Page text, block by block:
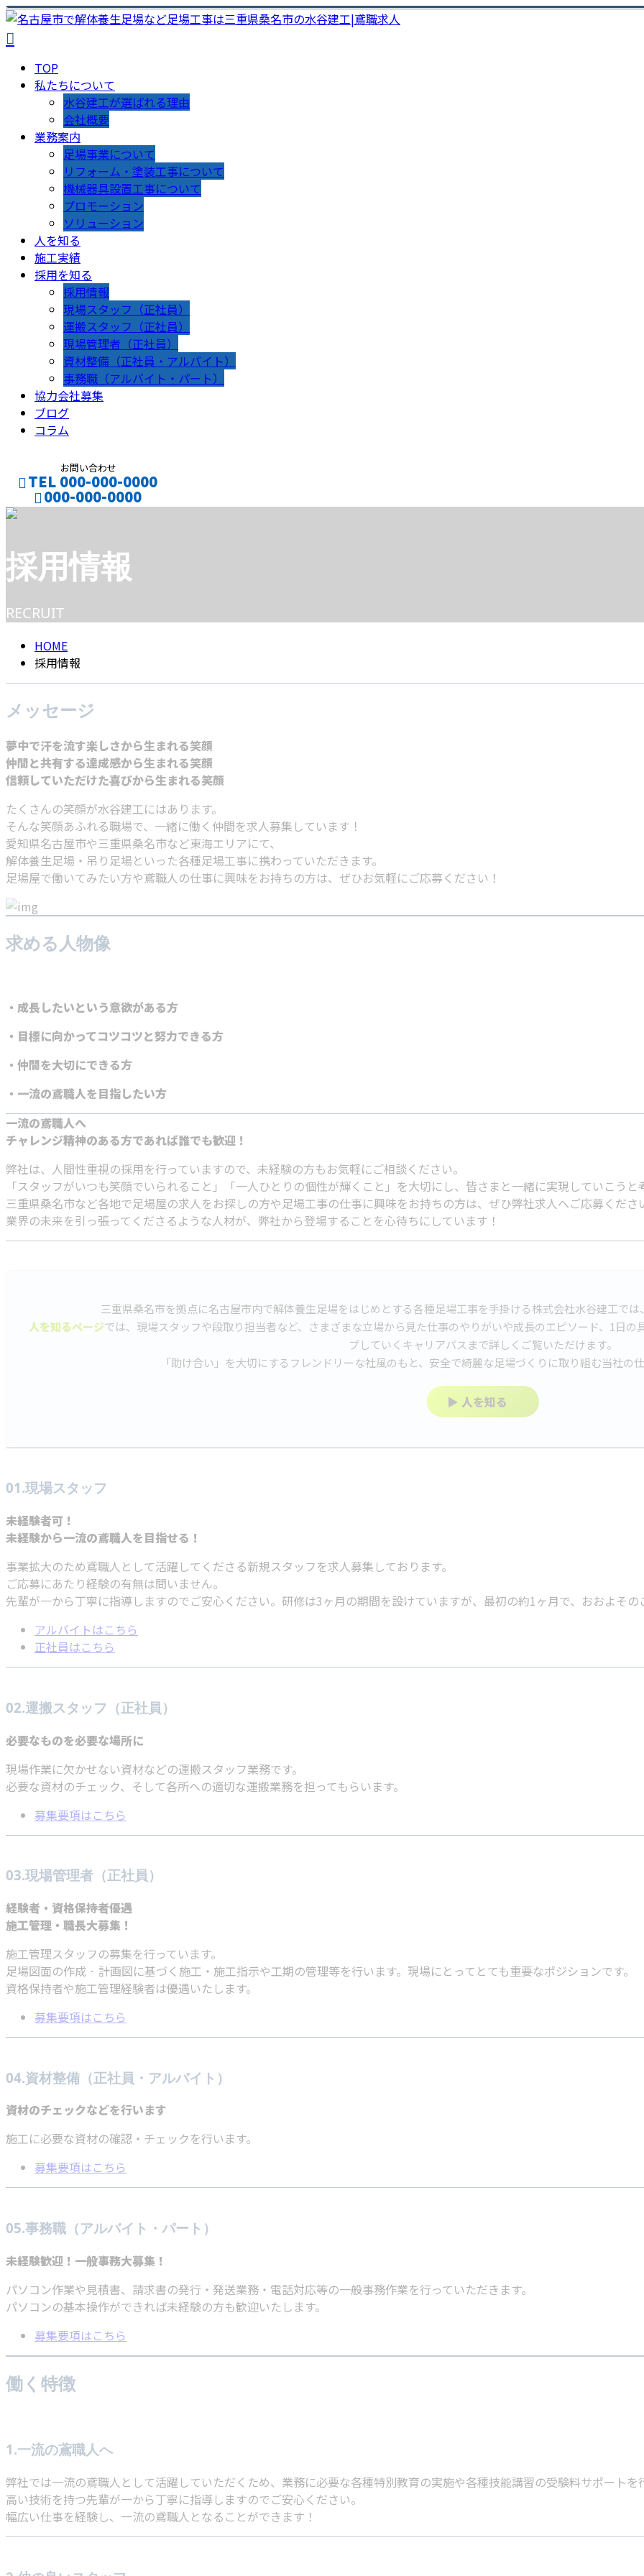
TOP
私たちについて
水谷建工が選ばれる理由
会社概要
業務案内
足場事業について
リフォーム・塗装工事について
機械器具設置工事について
プロモーション
ソリューション
人を知る
施工実績
採用を知る
採用情報
現場スタッフ（正社員）
運搬スタッフ（正社員）
現場管理者（正社員）
資材整備（正社員・アルバイト）
事務職（アルバイト・パート）
協力会社募集
ブログ
コラム
お問い合わせ
TEL 000-000-0000
000-000-0000
ENTRY
CONTACT
採用情報
RECRUIT
HOME
採用情報
メッセージ
夢中で汗を流す楽しさから生まれる笑顔
仲間と共有する達成感から生まれる笑顔
信頼していただけた喜びから生まれる笑顔
たくさんの笑顔が水谷建工にはあります。
そんな笑顔あふれる職場で、一緒に働く仲間を求人募集しています！
愛知県名古屋市や三重県桑名市など東海エリアにて、
解体養生足場・吊り足場といった各種足場工事に携わっていただきます。
足場屋で働いてみたい方や鳶職人の仕事に興味をお持ちの方は、ぜひお気軽にご応募ください！
求める人物像
・成長したいという意欲がある方
・目標に向かってコツコツと努力できる方
・仲間を大切にできる方
・一流の鳶職人を目指したい方
一流の鳶職人へ
チャレンジ精神のある方であれば誰でも歓迎！
弊社は、人間性重視の採用を行っていますので、未経験の方もお気軽にご相談ください。
「スタッフがいつも笑顔でいられること」「一人ひとりの個性が輝くこと」を大切にし、皆さまと一緒に実現していこうと
三重県桑名市など各地で足場屋の求人をお探しの方や足場工事の仕事に興味をお持ちの方は、ぜひ弊社求人へご応募くださ
業界の未来を引っ張ってくださるような人材が、弊社から登場することを心待ちにしています！
三重県桑名市を拠点に名古屋市内で解体養生足場をはじめとする各種足場工事を手掛ける株式会社水谷建工では
人を知るページでは、現場スタッフや段取り担当者など、さまざまな立場から見た仕事のやりがいや成長のエピソード、1日
プしていくキャリアパスまで詳しくご覧いただけます。
「助け合い」を大切にするフレンドリーな社風のもと、安全で綺麗な足場づくりに取り組む当社の
▶ 人を知る
01.現場スタッフ
未経験者可！
未経験から一流の鳶職人を目指せる！
事業拡大のため鳶職人として活躍してくださる新規スタッフを求人募集しております。
ご応募にあたり経験の有無は問いません。
先輩が一から丁寧に指導しますのでご安心ください。研修は3ヶ月の期間を設けていますが、最初の約1ヶ月で、おおよその
アルバイトはこちら
正社員はこちら
02.運搬スタッフ（正社員）
必要なものを必要な場所に
現場作業に欠かせない資材などの運搬スタッフ業務です。
必要な資材のチェック、そして各所への適切な運搬業務を担ってもらいます。
募集要項はこちら
03.現場管理者（正社員）
経験者・資格保持者優遇
施工管理・職長大募集！
施工管理スタッフの募集を行っています。
足場図面の作成 · 計画図に基づく施工・施工指示や工期の管理等を行います。現場にとってとても重要なポジションです。
資格保持者や施工管理経験者は優遇いたします。
募集要項はこちら
04.資材整備（正社員・アルバイト）
資材のチェックなどを行います
施工に必要な資材の確認・チェックを行います。
募集要項はこちら
05.事務職（アルバイト・パート）
未経験歓迎！一般事務大募集！
パソコン作業や見積書、請求書の発行・発送業務・電話対応等の一般事務作業を行っていただきます。
パソコンの基本操作ができれば未経験の方も歓迎いたします。
募集要項はこちら
働く特徴
1.一流の鳶職人へ
弊社では一流の鳶職人として活躍していただくため、業務に必要な各種特別教育の実施や各種技能講習の受験料サポートを
高い技術を持つ先輩が一から丁寧に指導しますのでご安心ください。
幅広い仕事を経験し、一流の鳶職人となることができます！